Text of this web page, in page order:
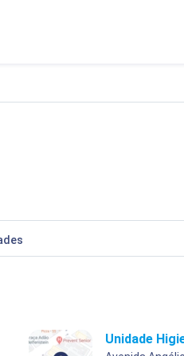
Unidade